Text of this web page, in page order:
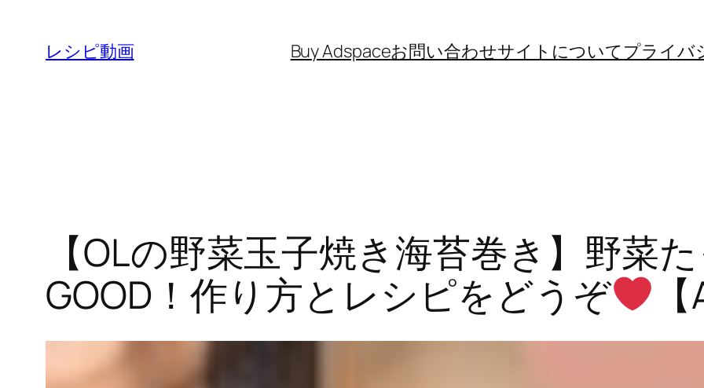
レシピ動画 Buy Adspaceお問い合わせサイトについてプライバ
【OLの野菜玉子焼き海苔巻き】野菜
GOOD！作り方とレシピをどうぞ